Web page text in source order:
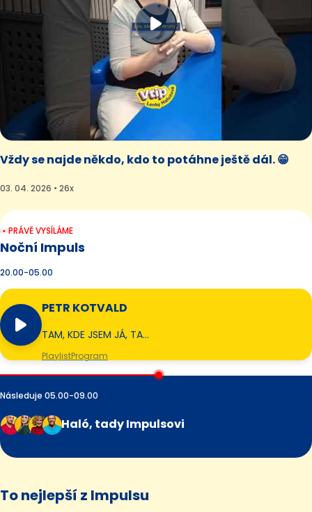
Vždy se najde někdo, kdo to potáhne ještě dál. 😁
03. 04. 2026 • 26x
PRÁVĚ VYSÍLÁME
Noční Impuls
20.00-05.00
PETR KOTVALD
TAM, KDE JSEM JÁ, TA…
PlaylistProgram
Následuje 05.00-09.00
Haló, tady Impulsovi
To nejlepší z Impulsu